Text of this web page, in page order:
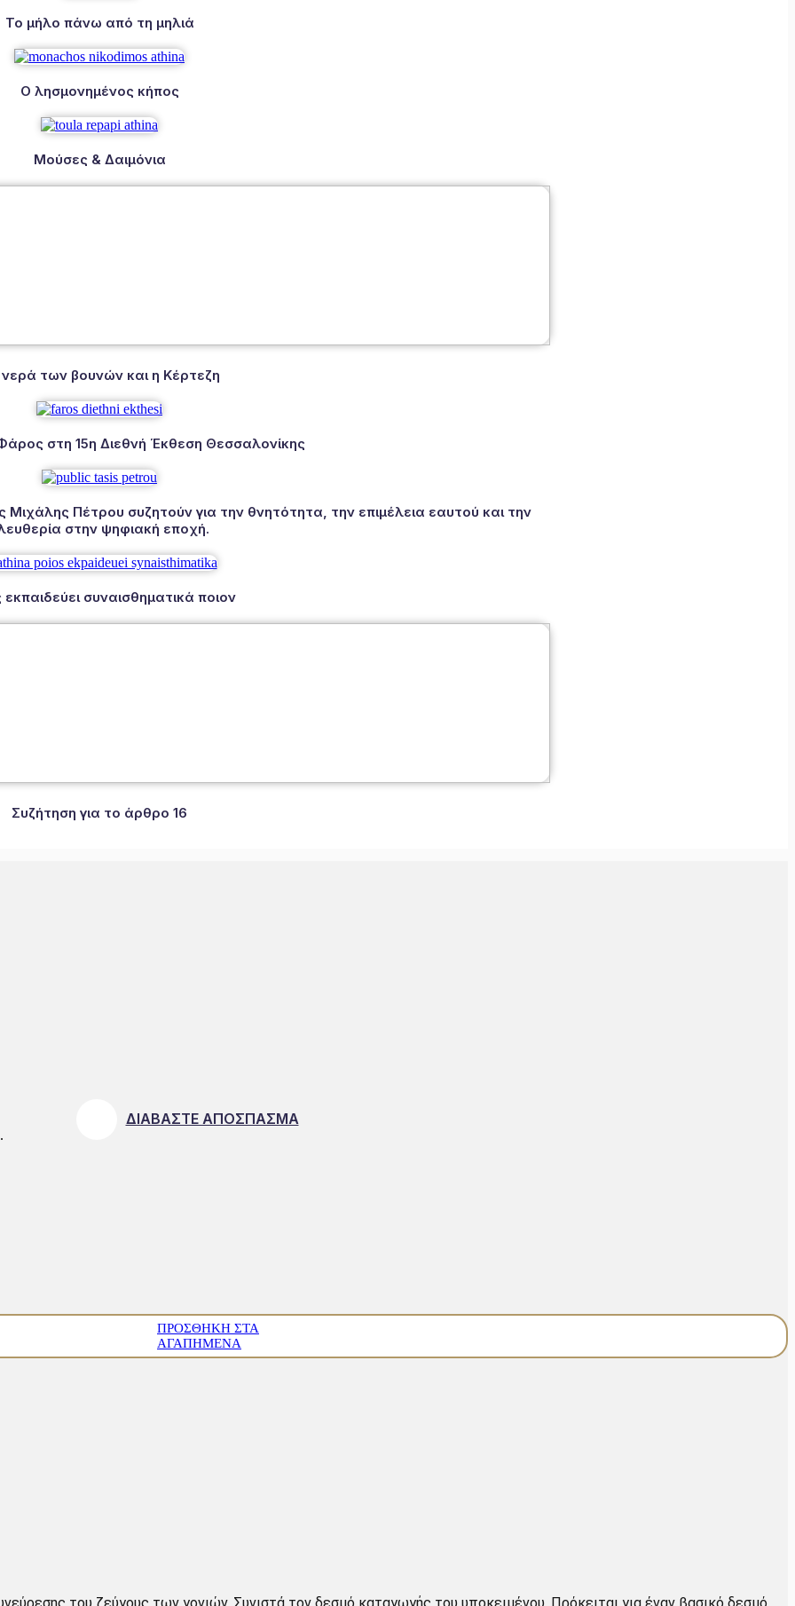
Το μήλο πάνω από τη μηλιά
Ο λησμονημένος κήπος
Μούσες & Δαιμόνια
των βουνών και η Κέρτεζη
στη 15η Διεθνή Έκθεση Θεσσαλονίκης
Πέτρου συζητούν για την θνητότητα, την επιμέλεια εαυτού και την
στην ψηφιακή εποχή.
εκπαιδεύει συναισθηματικά ποιον
Συζήτηση για το άρθρο 16
ΔΙΑΒΑΣΤΕ ΑΠΟΣΠΑΣΜΑ
ΠΡΟΣΘΉΚΗ ΣΤΑ
ΑΓΑΠΗΜΈΝΑ